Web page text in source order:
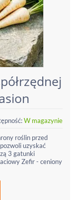
W magazynie
roślin przed
uzyskać
3 gatunki
Zefir - ceniony